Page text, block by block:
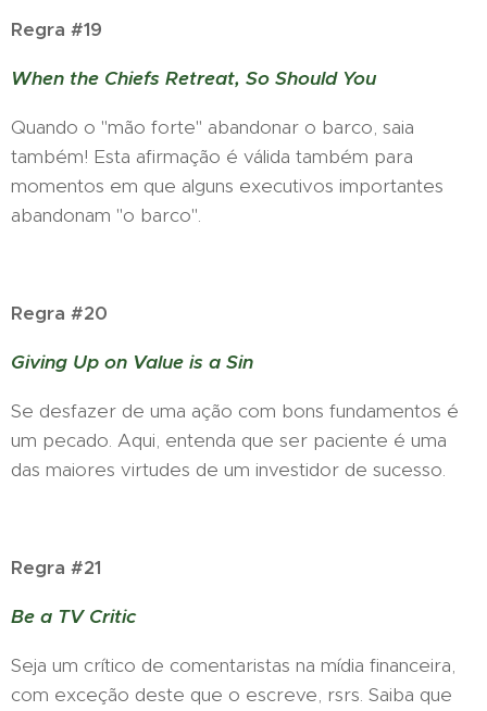
Regra #19
When the Chiefs Retreat, So Should You
Quando o "mão forte" abandonar o barco, saia
também! Esta afirmação é válida também para
momentos em que alguns executivos importantes
abandonam "o barco".
Regra #20
Giving Up on Value is a Sin
Se desfazer de uma ação com bons fundamentos é
um pecado. Aqui, entenda que ser paciente é uma
das maiores virtudes de um investidor de sucesso.
Regra #21
Be a TV Critic
Seja um crítico de comentaristas na mídia financeira,
com exceção deste que o escreve, rsrs. Saiba que